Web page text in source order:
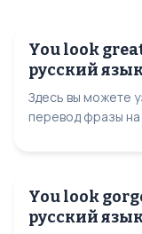
You look
русский
Здесь вы можете
перевод фразы на
You look
русский